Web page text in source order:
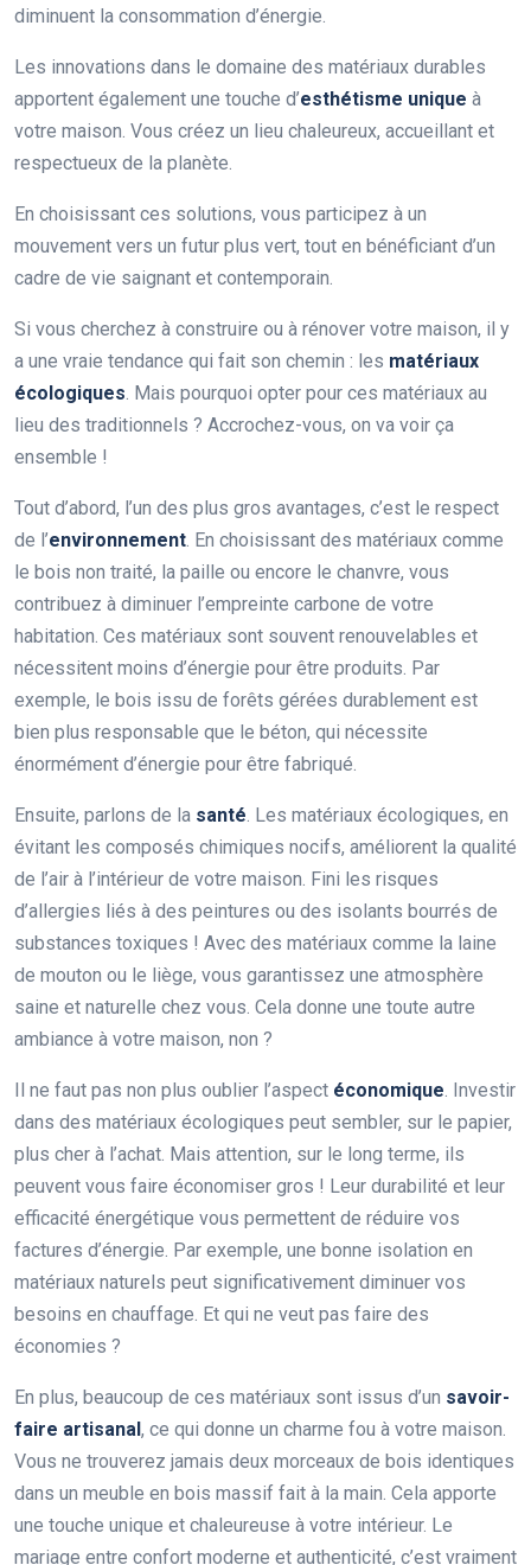
diminuent la consommation d’énergie.
Les innovations dans le domaine des matériaux durables
apportent également une touche d’esthétisme unique à
votre maison. Vous créez un lieu chaleureux, accueillant et
respectueux de la planète.
En choisissant ces solutions, vous participez à un
mouvement vers un futur plus vert, tout en bénéficiant d’un
cadre de vie saignant et contemporain.
Si vous cherchez à construire ou à rénover votre maison, il y
a une vraie tendance qui fait son chemin : les matériaux
écologiques. Mais pourquoi opter pour ces matériaux au
lieu des traditionnels ? Accrochez-vous, on va voir ça
ensemble !
Tout d’abord, l’un des plus gros avantages, c’est le respect
de l’environnement. En choisissant des matériaux comme
le bois non traité, la paille ou encore le chanvre, vous
contribuez à diminuer l’empreinte carbone de votre
habitation. Ces matériaux sont souvent renouvelables et
nécessitent moins d’énergie pour être produits. Par
exemple, le bois issu de forêts gérées durablement est
bien plus responsable que le béton, qui nécessite
énormément d’énergie pour être fabriqué.
Ensuite, parlons de la santé. Les matériaux écologiques, en
évitant les composés chimiques nocifs, améliorent la qualité
de l’air à l’intérieur de votre maison. Fini les risques
d’allergies liés à des peintures ou des isolants bourrés de
substances toxiques ! Avec des matériaux comme la laine
de mouton ou le liège, vous garantissez une atmosphère
saine et naturelle chez vous. Cela donne une toute autre
ambiance à votre maison, non ?
Il ne faut pas non plus oublier l’aspect économique. Investir
dans des matériaux écologiques peut sembler, sur le papier,
plus cher à l’achat. Mais attention, sur le long terme, ils
peuvent vous faire économiser gros ! Leur durabilité et leur
efficacité énergétique vous permettent de réduire vos
factures d’énergie. Par exemple, une bonne isolation en
matériaux naturels peut significativement diminuer vos
besoins en chauffage. Et qui ne veut pas faire des
économies ?
En plus, beaucoup de ces matériaux sont issus d’un savoir-
faire artisanal , ce qui donne un charme fou à votre maison.
Vous ne trouverez jamais deux morceaux de bois identiques
dans un meuble en bois massif fait à la main. Cela apporte
une touche unique et chaleureuse à votre intérieur. Le
mariage entre confort moderne et authenticité, c’est vraiment